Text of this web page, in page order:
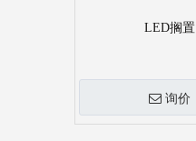
LED搁置
询价